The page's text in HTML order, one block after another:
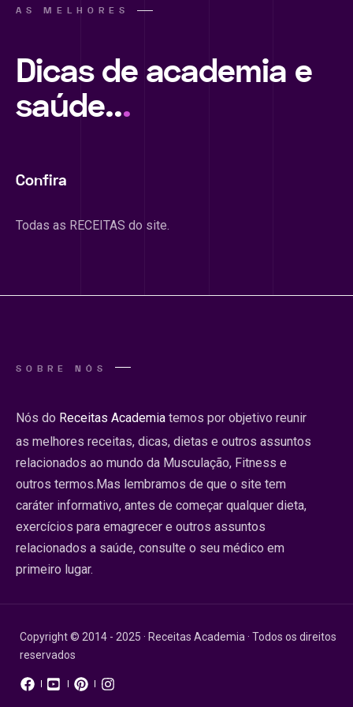
AS MELHORES
Dicas de academia e
saúde...
Confira
Todas as RECEITAS do site.
SOBRE NÓS
Nós do Receitas Academia temos por objetivo reunir
as melhores receitas, dicas, dietas e outros assuntos
relacionados ao mundo da Musculação, Fitness e
outros termos.Mas lembramos de que o site tem
caráter informativo, antes de começar qualquer dieta,
exercícios para emagrecer e outros assuntos
relacionados a saúde, consulte o seu médico em
primeiro lugar.
Copyright © 2014 - 2025 · Receitas Academia · Todos os direitos
reservados